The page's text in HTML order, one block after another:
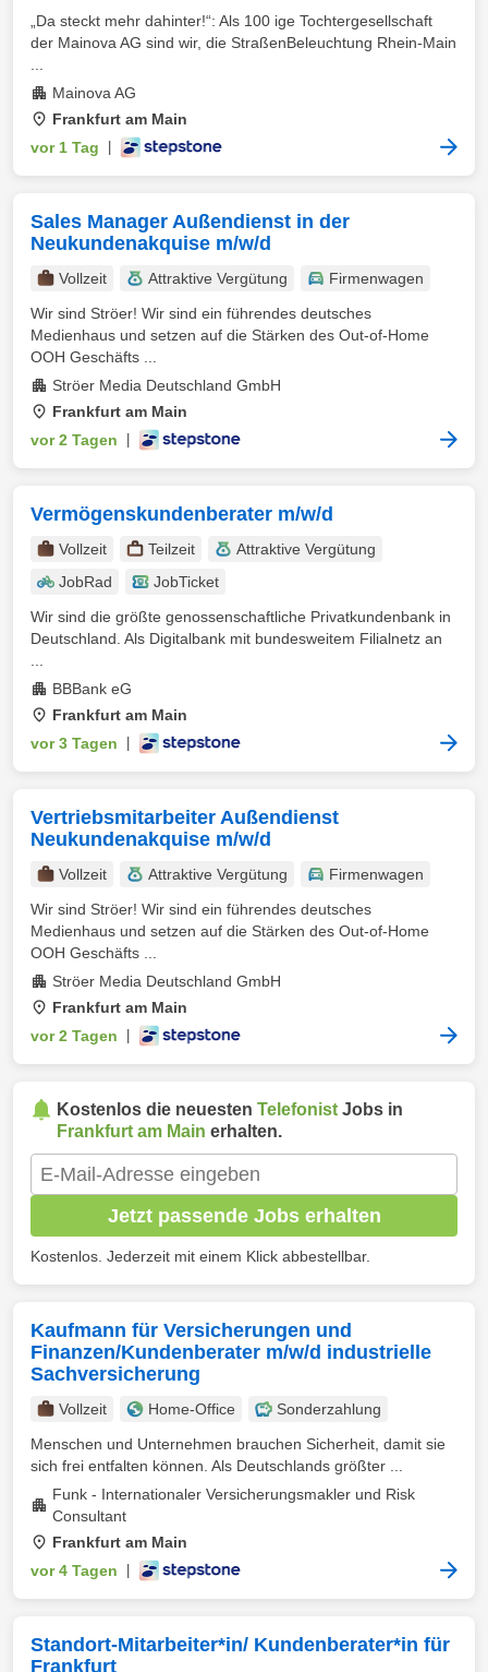
„Da steckt mehr dahinter!“: Als 100 ige Tochtergesellschaft
der Mainova AG sind wir, die StraßenBeleuchtung Rhein-Main
Mainova AG
Frankfurt am Main
vor 1 Tag
Sales Manager Außendienst in der
Neukundenakquise m/w/d
Vollzeit Attraktive Vergütung
Firmenwagen
Wir sind Ströer! Wir sind ein führendes deutsches
Medienhaus und setzen auf die Stärken des Out-of-Home
OOH Geschäfts ...
Ströer Media Deutschland GmbH
Frankfurt am Main
vor 2 Tagen
Vermögenskundenberater m/w/d
Vollzeit Teilzeit
Attraktive Vergütung
JobRad
JobTicket
Wir sind die größte genossenschaftliche Privatkundenbank in
Deutschland. Als Digitalbank mit bundesweitem Filialnetz an
BBBank eG
Frankfurt am Main
vor 3 Tagen
Vertriebsmitarbeiter Außendienst
Neukundenakquise m/w/d
Vollzeit Attraktive Vergütung
Firmenwagen
Wir sind Ströer! Wir sind ein führendes deutsches
Medienhaus und setzen auf die Stärken des Out-of-Home
OOH Geschäfts ...
Ströer Media Deutschland GmbH
Frankfurt am Main
vor 2 Tagen
Kostenlos die neuesten Telefonist Jobs in
Frankfurt am Main erhalten.
Jetzt passende Jobs erhalten
Kostenlos. Jederzeit mit einem Klick abbestellbar.
Kaufmann für Versicherungen und
Finanzen/Kundenberater m/w/d industrielle
Sachversicherung
Vollzeit Home-Office
Sonderzahlung
Menschen und Unternehmen brauchen Sicherheit, damit sie
sich frei entfalten können. Als Deutschlands größter ...
Funk - Internationaler Versicherungsmakler und Risk
Consultant
Frankfurt am Main
vor 4 Tagen
Standort-Mitarbeiter*in/ Kundenberater*in für
Frankfurt